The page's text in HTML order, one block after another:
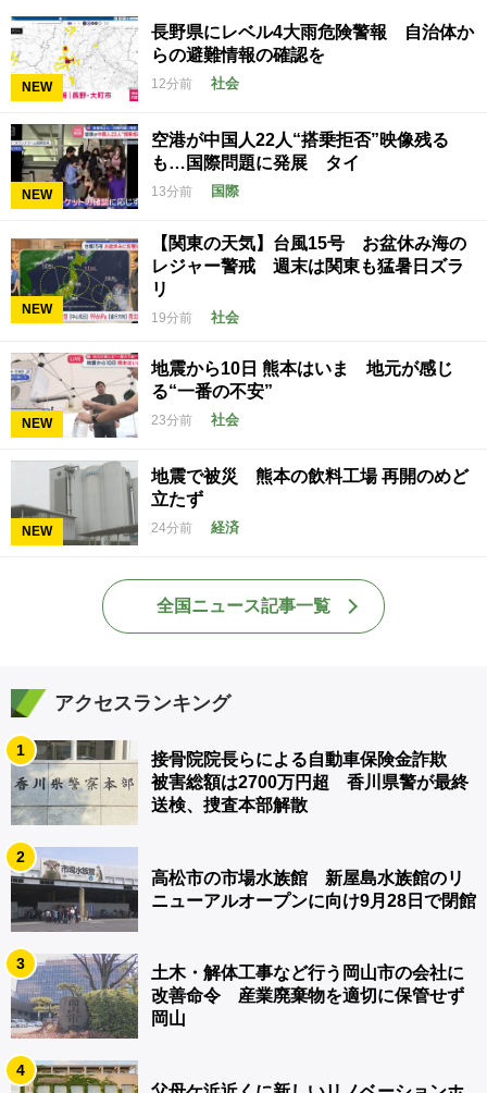
NEW
長野県にレベル4大雨危険警報 自治体か
らの避難情報の確認を
12分前 社会
NEW
空港が中国人22人“搭乗拒否”映像残る
も…国際問題に発展 タイ
13分前 国際
NEW
【関東の天気】台風15号 お盆休み海の
レジャー警戒 週末は関東も猛暑日ズラ
リ
19分前 社会
NEW
地震から10日 熊本はいま 地元が感じ
る“一番の不安”
23分前 社会
NEW
地震で被災 熊本の飲料工場 再開のめど
立たず
24分前 経済
全国ニュース記事一覧
アクセスランキング
1
接骨院院長らによる自動車保険金詐欺
被害総額は2700万円超 香川県警が最終
送検、捜査本部解散
2
高松市の市場水族館 新屋島水族館のリ
ニューアルオープンに向け9月28日で閉館
3
土木・解体工事など行う岡山市の会社に
改善命令 産業廃棄物を適切に保管せず
岡山
4